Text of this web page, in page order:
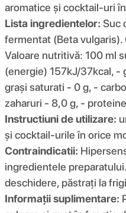
aromatice și cocktail-uri
Lista ingredientelor: Suc
fermentat (Beta vulgaris).
Valoare nutritivă: 100 ml
(energie) 157kJ/37kcal, -
grași saturati - 0 g, -
zaharuri - 8,0 g, -
Instructiuni de utilizare:
și cocktail-urile în orice
Contraindicatii:
ingredientele preparatului.
deschidere, păstrați la
Informații suplimentare: